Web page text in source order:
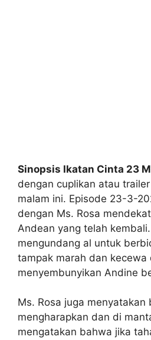
Sinopsis Ikatan Cinta 23
dengan cuplikan atau
malam ini. Episode 23-3-
dengan Ms. Rosa
Andean yang telah
mengundang al untuk
tampak marah dan kecewa
menyembunyikan Andine
Ms. Rosa juga
mengharapkan dan di
mengatakan bahwa jika